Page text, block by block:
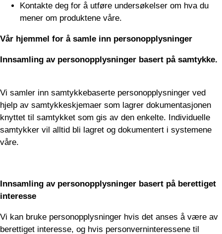
Kontakte deg for å utføre undersøkelser om hva du
mener om produktene våre.
Vår hjemmel for å samle inn personopplysninger
Innsamling av personopplysninger basert på samtykke.
Vi samler inn samtykkebaserte personopplysninger ved
hjelp av samtykkeskjemaer som lagrer dokumentasjonen
knyttet til samtykket som gis av den enkelte. Individuelle
samtykker vil alltid bli lagret og dokumentert i systemene
våre.
Innsamling av personopplysninger basert på berettiget
interesse
Vi kan bruke personopplysninger hvis det anses å være av
berettiget interesse, og hvis personverninteressene til